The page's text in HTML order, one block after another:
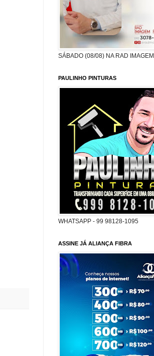
SÁBADO (08/08) NA RAD IMAGEM
PAULINHO PINTURAS
WHATSAPP - 99 98128-1095
ASSINE JÁ ALIANÇA FIBRA